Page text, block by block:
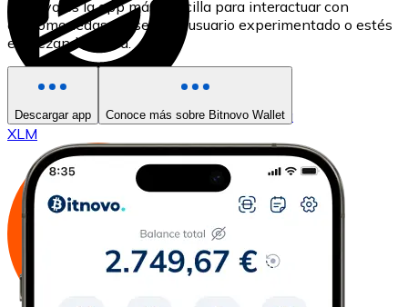
ComprarStellarcon transferencia bancaria
XLM
Bitnovo es la app más sencilla para interactuar con
criptomonedas, ya seas un usuario experimentado o estés
empezando ahora.
Descargar app Conoce más sobre Bitnovo Wallet